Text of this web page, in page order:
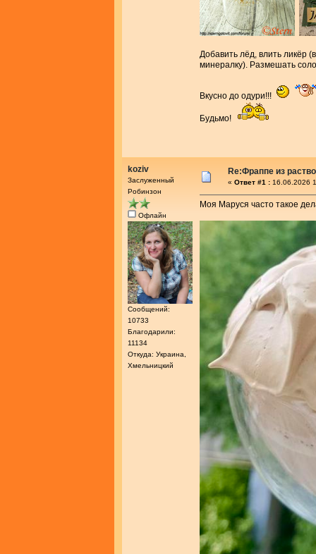
Добавить лёд, влить ликёр
минералку). Размешать
Вкусно до одури!!!
Будьмо!
koziv
Заслуженный
Робинзон
Офлайн
Сообщений:
10733
Благодарили:
11134
Откуда: Украина,
Хмельницкий
Re:Фраппе из
« Ответ #1 : 16.06.2026
Моя Маруся часто такое